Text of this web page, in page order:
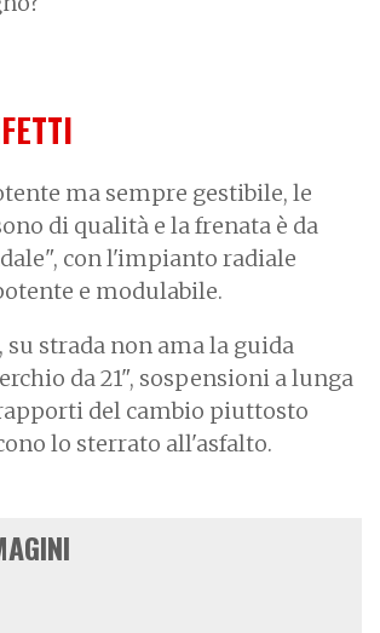
ma sempre gestibile, le
di qualità e la frenata è da
con l'impianto radiale
e modulabile.
su strada non ama la guida
da 21", sospensioni a lunga
del cambio piuttosto
lo sterrato all'asfalto.